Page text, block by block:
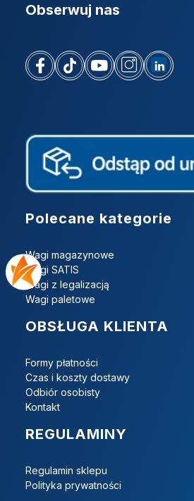
Obserwuj nas
Linki w stopce
Polecane kategorie
Wagi magazynowe
Wagi SATIS
Wagi z legalizacją
Wagi paletowe
OBSŁUGA KLIENTA
Formy płatności
Czas i koszty dostawy
Odbiór osobisty
Kontakt
REGULAMINY
Regulamin sklepu
Polityka prywatności